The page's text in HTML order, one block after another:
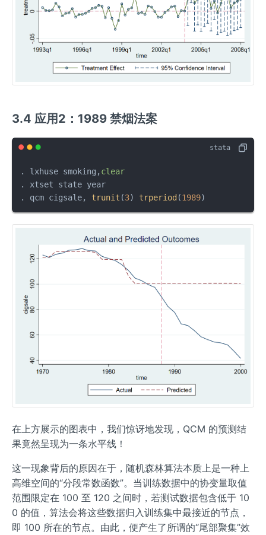
3.4 应用2：1989 禁烟法案
. lxhuse smoking, clear
. xtset state year
. qcm cigsale, trunit (3) trperiod (1989)
在上方展示的图表中，我们惊讶地发现，QCM 的预测结
果竟然呈现为一条水平线！
这一现象背后的原因在于，随机森林算法本质上是一种上
高维空间的“分段常数函数”。当训练数据中的协变量取值
范围限定在 100 至 120 之间时，若测试数据包含低于 10
0 的值，算法会将这些数据归入训练集中最接近的节点，
即 100 所在的节点。由此，便产生了所谓的“尾部聚集”效